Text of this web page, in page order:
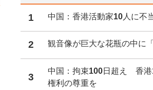
1 中国：香港活動家10人に不
2 観音像が巨大な花瓶の中に
3
中国：拘束100日超え 香港
権利の尊重を